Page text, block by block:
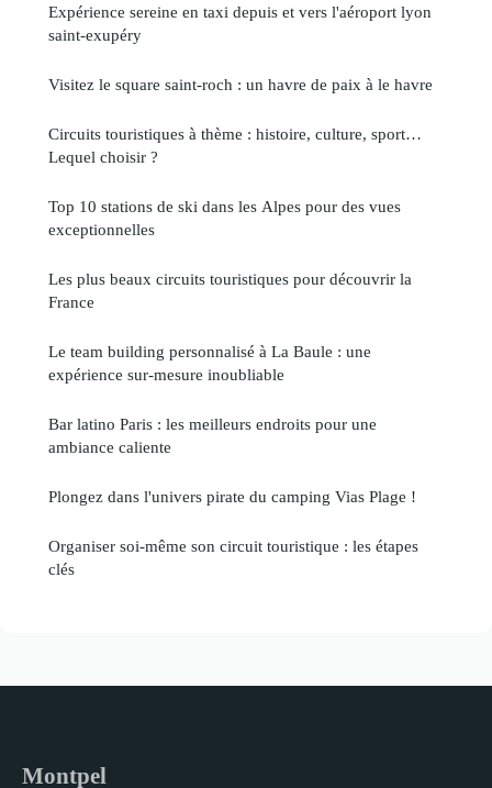
Expérience sereine en taxi depuis et vers l'aéroport lyon
saint-exupéry
Visitez le square saint-roch : un havre de paix à le havre
Circuits touristiques à thème : histoire, culture, sport…
Lequel choisir ?
Top 10 stations de ski dans les Alpes pour des vues
exceptionnelles
Les plus beaux circuits touristiques pour découvrir la
France
Le team building personnalisé à La Baule : une
expérience sur-mesure inoubliable
Bar latino Paris : les meilleurs endroits pour une
ambiance caliente
Plongez dans l'univers pirate du camping Vias Plage !
Organiser soi-même son circuit touristique : les étapes
clés
Montpel